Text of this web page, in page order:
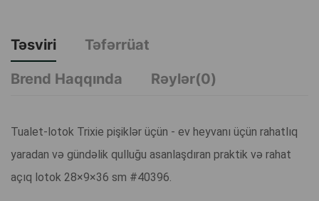
Təsviri
Təfərrüat
Brend Haqqında
Rəylər(0)
Tualet-lotok Trixie pişiklər üçün - ev heyvanı üçün rahatlıq
yaradan və gündəlik qulluğu asanlaşdıran praktik və rahat
açıq lotok 28×9×36 sm #40396.